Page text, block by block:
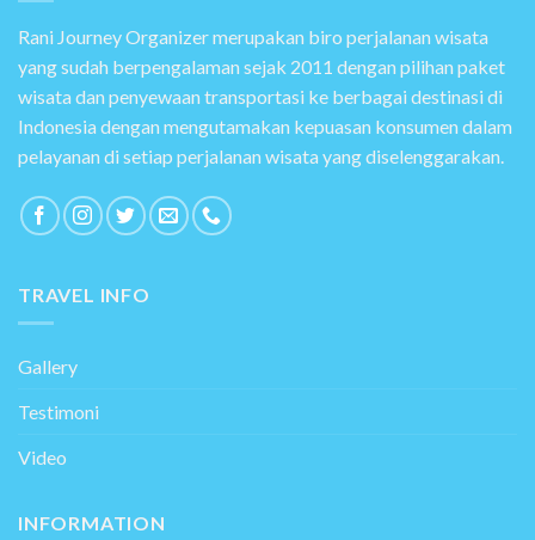
Rani Journey Organizer merupakan biro perjalanan wisata
yang sudah berpengalaman sejak 2011 dengan pilihan paket
wisata dan penyewaan transportasi ke berbagai destinasi di
Indonesia dengan mengutamakan kepuasan konsumen dalam
pelayanan di setiap perjalanan wisata yang diselenggarakan.
TRAVEL INFO
Gallery
Testimoni
Video
INFORMATION